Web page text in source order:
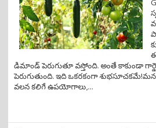
o
n
డిమాండ్ పెరుగుతూ వస్తోంది. అంతే కాకుండా
పెరుగుతుంది. ఇది ఒకరకంగా
వలన కలిగే ఉపయోగాలు,...